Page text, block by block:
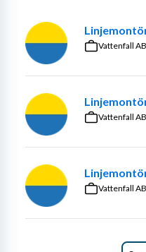
Vattenfall AB
Vattenfall AB
Vattenfall AB